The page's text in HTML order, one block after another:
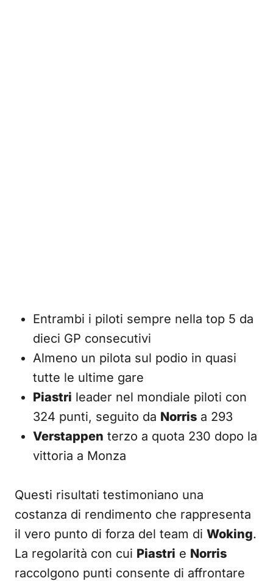
Entrambi i piloti sempre nella top 5 da
dieci GP consecutivi
Almeno un pilota sul podio in quasi
tutte le ultime gare
Piastri leader nel mondiale piloti con
324 punti, seguito da Norris a 293
Verstappen terzo a quota 230 dopo la
vittoria a Monza
Questi risultati testimoniano una
costanza di rendimento che rappresenta
il vero punto di forza del team di Woking.
La regolarità con cui Piastri e Norris
raccolgono punti consente di affrontare